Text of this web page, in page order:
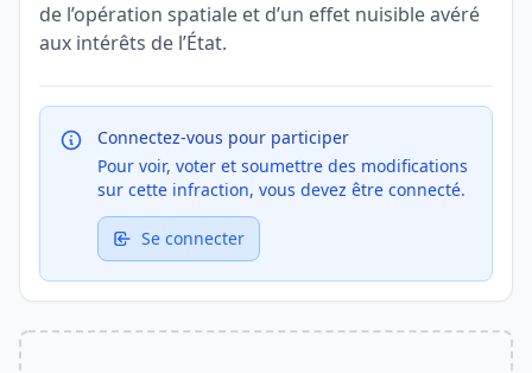
de l’opération spatiale et d’un effet nuisible avéré
aux intérêts de l’État.
Connectez-vous pour participer
Pour voir, voter et soumettre des modifications
sur cette infraction, vous devez être connecté.
Se connecter